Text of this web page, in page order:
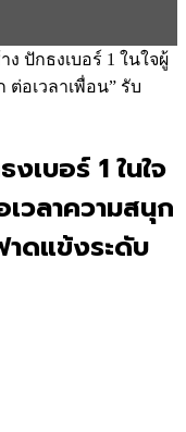
ปักธงเบอร์ 1 ในใจผู้
อเวลาเพื่อน” รับ
เบอร์ 1 ในใจ
วลาความสนุก
ดแข้งระดับ